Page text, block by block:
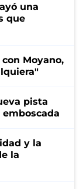
una
que
Moyano,
pista
y la
la